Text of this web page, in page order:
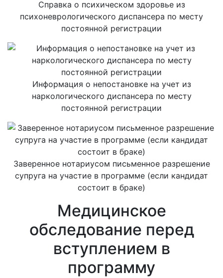
Справка о психическом здоровье из
психоневрологического диспансера по месту
постоянной регистрации
Информация о непостановке на учет из
наркологического диспансера по месту
постоянной регистрации
Заверенное нотариусом письменное разрешение
супруга на участие в программе (если кандидат
состоит в браке)
Медицинское
обследование перед
вступлением в
программу